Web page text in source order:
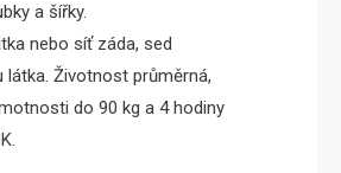
a šířky.
nebo síť záda, sed
látka. Životnost průměrná,
do 90 kg a 4 hodiny